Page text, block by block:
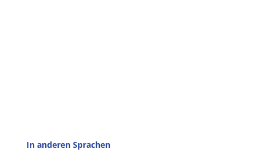
In anderen Sprachen